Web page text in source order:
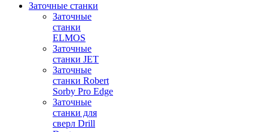
Заточные станки
Заточные
станки
ELMOS
Заточные
станки JET
Заточные
станки Robert
Sorby Pro Edge
Заточные
станки для
сверл Drill